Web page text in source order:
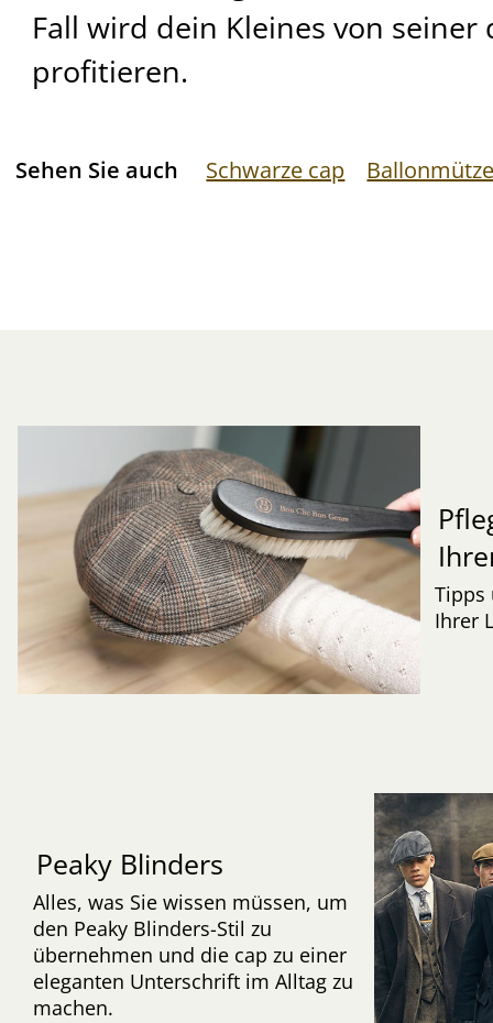
Fall wird dein Kleines von seiner
profitieren.
Sehen Sie auch Schwarze cap
Tipps
Ihrer
Peaky Blinders
Alles, was Sie wissen müssen, um
den Peaky Blinders-Stil zu
übernehmen und die cap zu einer
eleganten Unterschrift im Alltag zu
machen.